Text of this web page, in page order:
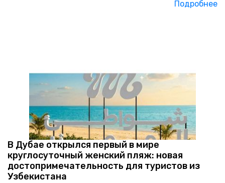
Подробнее
В Дубае открылся первый в мире
круглосуточный женский пляж: новая
достопримечательность для туристов из
Узбекистана